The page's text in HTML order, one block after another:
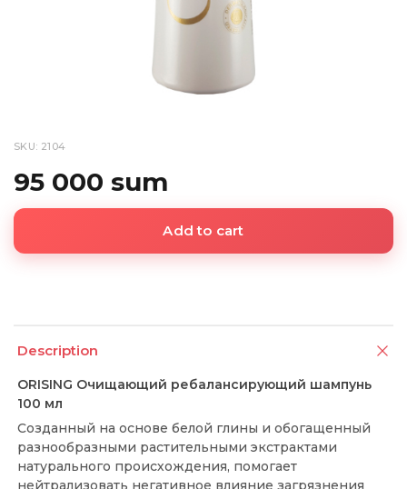
SKU: 2104
95 000 sum
Add to cart
Description
ORISING Очищающий ребалансирующий шампунь
100 мл
Созданный на основе белой глины и обогащенный
разнообразными растительными экстрактами
натурального происхождения, помогает
нейтрализовать негативное влияние загрязнения